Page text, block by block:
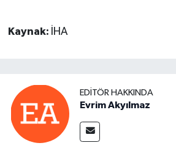
Kaynak: İHA
EDITÖR HAKKINDA
Evrim Akyılmaz